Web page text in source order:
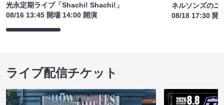
光永定期ライブ「Shachi! Shachi!」
08/16 13:45 開場 14:00 開演
ネルソンズのニ
08/18 17:30 開
ライブ配信チケット